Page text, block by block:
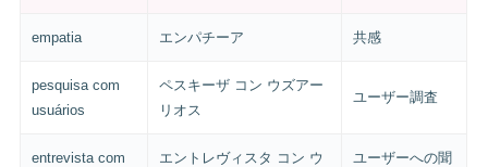
empatia エンパチーア 共感
pesquisa com
usuários
ペスキーザ コン ウズアー
リオス
ユーザー調査
entrevista com エントレヴィスタ コン ウ ユーザーへの聞